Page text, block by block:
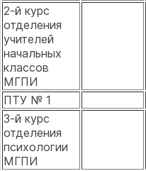
2-й курс
отделения
учителей
начальных
классов
МГПИ
ПТУ № 1
3-й курс
отделения
психологии
МГПИ